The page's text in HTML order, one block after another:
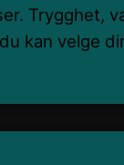
Trygghet,
kan velge